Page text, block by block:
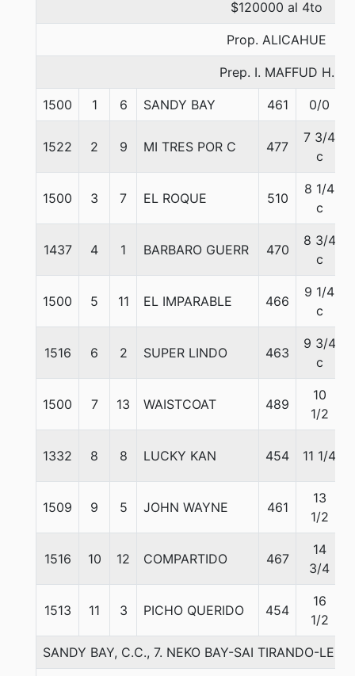
$120000 al 4to
Prop. ALICAHUE
Prep. I. MAFFUD H.
1500 1 6 SANDY BAY 461 0/0
1522 2 9 MI TRES POR C 477
7 3/4
c
1500 3 7 EL ROQUE 510
8 1/4
c
1437 4 1 BARBARO GUERR 470
8 3/4
c
1500 5 11 EL IMPARABLE 466
9 1/4
c
1516 6 2 SUPER LINDO 463
9 3/4
c
1500 7 13 WAISTCOAT 489
10
1/2
1332 8 8 LUCKY KAN 454 11 1/4
1509 9 5 JOHN WAYNE 461
13
1/2
1516 10 12 COMPARTIDO 467
14
3/4
1513 11 3 PICHO QUERIDO 454
16
1/2
SANDY BAY, C.C., 7. NEKO BAY-SAI TIRANDO-